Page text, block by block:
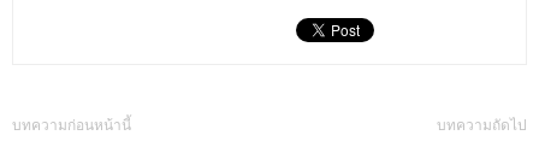
บทความก่อนหน้านี้ บทความถัดไป